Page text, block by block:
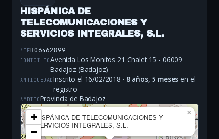
HISPÁNICA DE
TELECOMUNICACIONES Y
SERVICIOS INTEGRALES, S.L.
NIFB06462899
DOMICILIOAvenida Los Monitos 21 Chalet 15 - 06009
Badajoz (Badajoz)
ANTIGÜEDADInscrito el 16/02/2018 · 8 años, 5 meses en el
registro
ÁMBITOProvincia de Badajoz
HISPÁNICA DE TELECOMUNICACIONES Y
SERVICIOS INTEGRALES, S.L.
×
+
−